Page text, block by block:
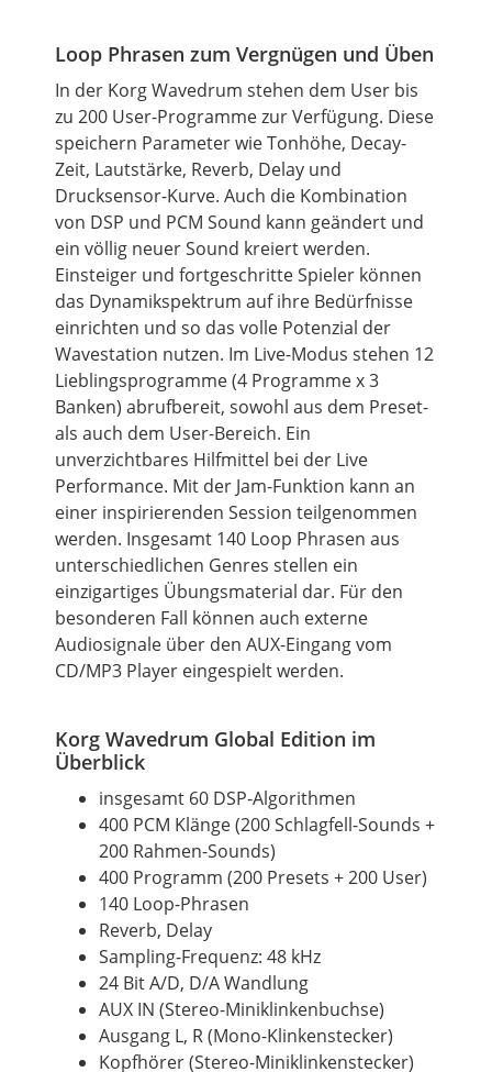
Loop Phrasen zum Vergnügen und Üben
In der Korg Wavedrum stehen dem User bis
zu 200 User-Programme zur Verfügung. Diese
speichern Parameter wie Tonhöhe, Decay-
Zeit, Lautstärke, Reverb, Delay und
Drucksensor-Kurve. Auch die Kombination
von DSP und PCM Sound kann geändert und
ein völlig neuer Sound kreiert werden.
Einsteiger und fortgeschritte Spieler können
das Dynamikspektrum auf ihre Bedürfnisse
einrichten und so das volle Potenzial der
Wavestation nutzen. Im Live-Modus stehen 12
Lieblingsprogramme (4 Programme x 3
Banken) abrufbereit, sowohl aus dem Preset-
als auch dem User-Bereich. Ein
unverzichtbares Hilfmittel bei der Live
Performance. Mit der Jam-Funktion kann an
einer inspirierenden Session teilgenommen
werden. Insgesamt 140 Loop Phrasen aus
unterschiedlichen Genres stellen ein
einzigartiges Übungsmaterial dar. Für den
besonderen Fall können auch externe
Audiosignale über den AUX-Eingang vom
CD/MP3 Player eingespielt werden.
Korg Wavedrum Global Edition im
Überblick
insgesamt 60 DSP-Algorithmen
400 PCM Klänge (200 Schlagfell-Sounds +
200 Rahmen-Sounds)
400 Programm (200 Presets + 200 User)
140 Loop-Phrasen
Reverb, Delay
Sampling-Frequenz: 48 kHz
24 Bit A/D, D/A Wandlung
AUX IN (Stereo-Miniklinkenbuchse)
Ausgang L, R (Mono-Klinkenstecker)
Kopfhörer (Stereo-Miniklinkenstecker)